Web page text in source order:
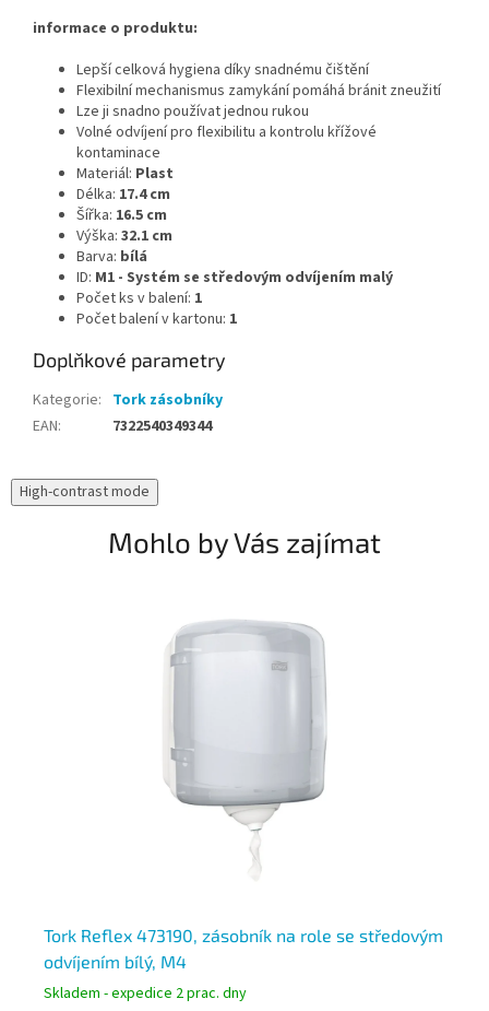
informace o produktu:
Lepší celková hygiena díky snadnému čištění
Flexibilní mechanismus zamykání pomáhá bránit zneužití
Lze ji snadno používat jednou rukou
Volné odvíjení pro flexibilitu a kontrolu křížové
kontaminace
Materiál: Plast
Délka: 17.4 cm
Šířka: 16.5 cm
Výška: 32.1 cm
Barva: bílá
ID: M1 - Systém se středovým odvíjením malý
Počet ks v balení: 1
Počet balení v kartonu: 1
Doplňkové parametry
Kategorie: Tork zásobníky
EAN: 7322540349344
High-contrast mode
Mohlo by Vás zajímat
Tork Reflex 473190, zásobník na role se středovým
odvíjením bílý, M4
Skladem - expedice 2 prac. dny